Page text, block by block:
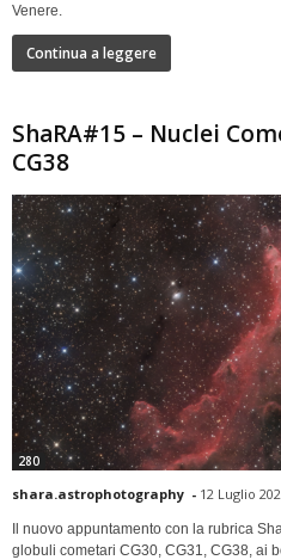
Venere.
Continua a leggere
ShaRA#15 – Nuclei
CG38
280
shara.astrophotography - 12 Luglio
Il nuovo appuntamento con la rubrica
globuli cometari CG30, CG31, CG38, ai